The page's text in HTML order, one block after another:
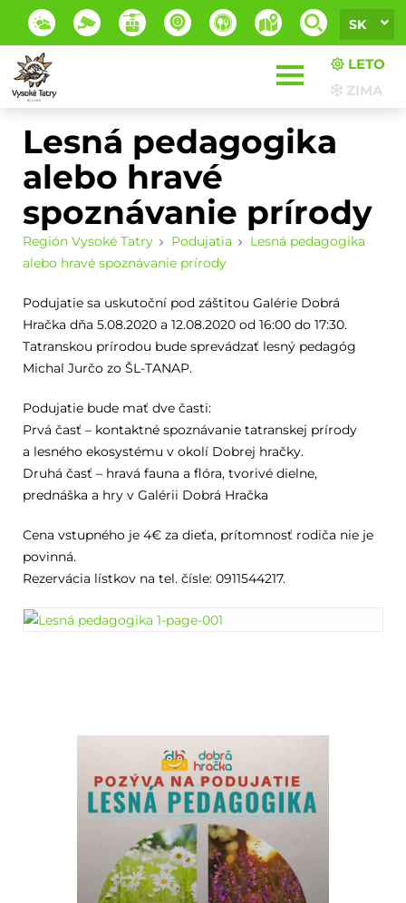
SK
LETO
ZIMA
Lesná pedagogika
alebo hravé
spoznávanie prírody
Región Vysoké Tatry Podujatia
Lesná pedagogika
alebo hravé spoznávanie prírody
Podujatie sa uskutoční pod záštitou Galérie Dobrá
Hračka dňa 5.08.2020 a 12.08.2020 od 16:00 do 17:30.
Tatranskou prírodou bude sprevádzať lesný pedagóg
Michal Jurčo zo ŠL-TANAP.
Podujatie bude mať dve časti:
Prvá časť – kontaktné spoznávanie tatranskej prírody
a lesného ekosystému v okolí Dobrej hračky.
Druhá časť – hravá fauna a flóra, tvorivé dielne,
prednáška a hry v Galérii Dobrá Hračka
Cena vstupného je 4€ za dieťa, prítomnosť rodiča nie je
povinná.
Rezervácia lístkov na tel. čísle: 0911544217.